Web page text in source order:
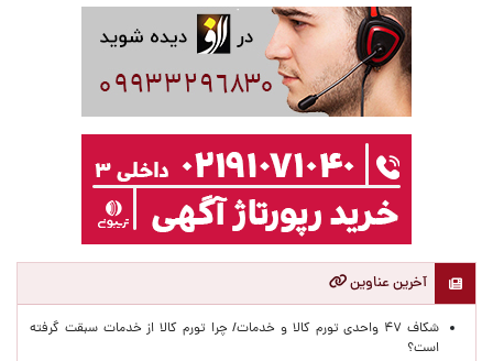
آخرین عناوین
شکاف ۴۷ واحدی تورم کالا و خدمات/ چرا تورم کالا از خدمات سبقت گرفته
است؟